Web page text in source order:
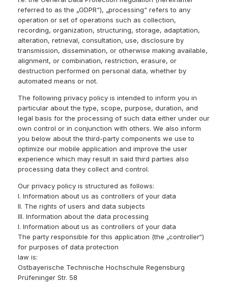
referred to as the „GDPR“), „processing“ refers to any
operation or set of operations such as collection,
recording, organization, structuring, storage, adaptation,
alteration, retrieval, consultation, use, disclosure by
transmission, dissemination, or otherwise making available,
alignment, or combination, restriction, erasure, or
destruction performed on personal data, whether by
automated means or not.
The following privacy policy is intended to inform you in
particular about the type, scope, purpose, duration, and
legal basis for the processing of such data either under our
own control or in conjunction with others. We also inform
you below about the third-party components we use to
optimize our mobile application and improve the user
experience which may result in said third parties also
processing data they collect and control.
Our privacy policy is structured as follows:
I. Information about us as controllers of your data
II. The rights of users and data subjects
III. Information about the data processing
I. Information about us as controllers of your data
The party responsible for this application (the „controller“)
for purposes of data protection
law is:
Ostbayerische Technische Hochschule Regensburg
Prüfeninger Str. 58